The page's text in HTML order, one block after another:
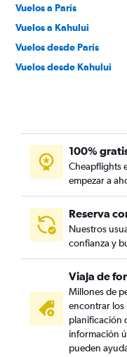
Vuelos a París
Vuelos a Kahului
Vuelos desde París
Vuelos desde Kahului
100%
Cheapflights
empezar a
Reserva
Nuestros
confianza y
Viaja de
Millones de
encontrar los
planificación
información
pueden